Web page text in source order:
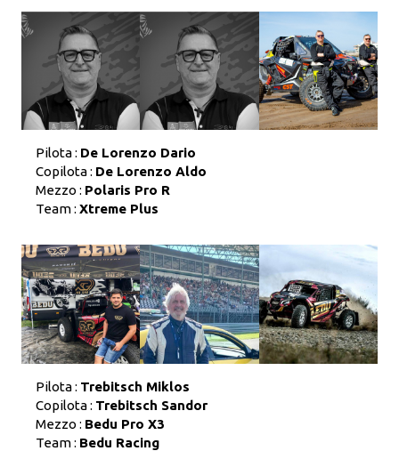
Pilota : De Lorenzo Dario
Copilota : De Lorenzo Aldo
Mezzo : Polaris Pro R
Team : Xtreme Plus
Pilota : Trebitsch Miklos
Copilota : Trebitsch Sandor
Mezzo : Bedu Pro X3
Team : Bedu Racing